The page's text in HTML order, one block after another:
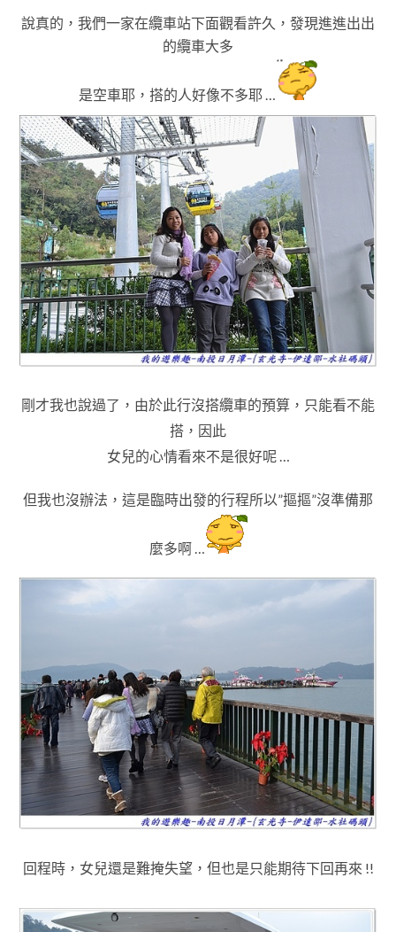
說真的，我們一家在纜車站下面觀看許久 ，發現進進出出
的纜車大多
是空車耶，搭的人好像不多耶 …
剛才我也說過了 ， 由於此行沒搭纜車的預算 ， 只能看不能
搭 ，因此
女兒的心情看來不是很好呢 …
但我也沒辦法 ， 這是臨時出發的行程所以”摳摳”沒準備那
麼多啊 …
回程時，女兒還是難掩失望，但也是只能期待下回再來 !!